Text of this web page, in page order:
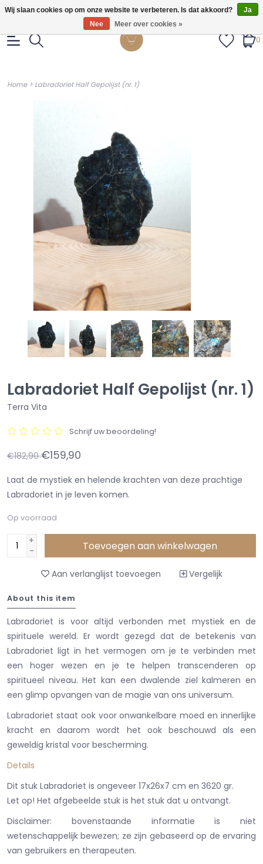
Gratis verzendig vanaf €55.
0
Home> Labradoriet Half Gepolijst (nr. 1)
Labradoriet Half Gepolijst (nr. 1)
Terra Vita
Schrijf uw beoordeling!
€182,90€159,90
Laat de mystiek en helende krachten van deze prachtige
Labradoriet in je leven komen.
Op voorraad
+
-
Toevoegen aan winkelwagen
Aan verlanglijst toevoegen Vergelijk
About this item
Labradoriet is voor altijd verbonden met mystiek en de
spirituele wereld. Er wordt gezegd dat de betekenis van
Labradoriet ligt in het vermogen om je te verbinden met
een hoger wezen en je te helpen transcenderen op
spiritueel niveau. Het kan een dwalende ziel kalmeren en
een glimp opvangen van de magie van ons universum.
Labradoriet staat ook voor onwankelbare moed en innerlijke
kracht en daarom wordt het ook beschouwd als een
geweldig kristal voor bescherming.
Details
Dit stuk Labradoriet is ongeveer 17x26x7 cm en 3620 gr.
Let op! Het afgebeelde stuk is het stuk dat u ontvangt.
Disclaimer: bovenstaande informatie is niet
wetenschappelijk bewezen; ze zijn gebaseerd op de ervaring
van gebruikers en therapeuten.
Wij slaan cookies op om onze website te verbeteren. Is dat akkoord?
Ja
Nee
Meer over cookies »